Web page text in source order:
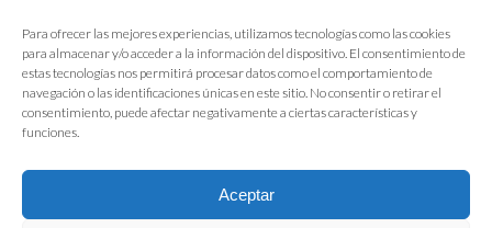
Para ofrecer las mejores experiencias, utilizamos tecnologías como las cookies
para almacenar y/o acceder a la información del dispositivo. El consentimiento de
estas tecnologías nos permitirá procesar datos como el comportamiento de
navegación o las identificaciones únicas en este sitio. No consentir o retirar el
consentimiento, puede afectar negativamente a ciertas características y
funciones.
Aceptar